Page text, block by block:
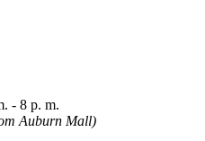
- 8 p. m.
Auburn Mall)